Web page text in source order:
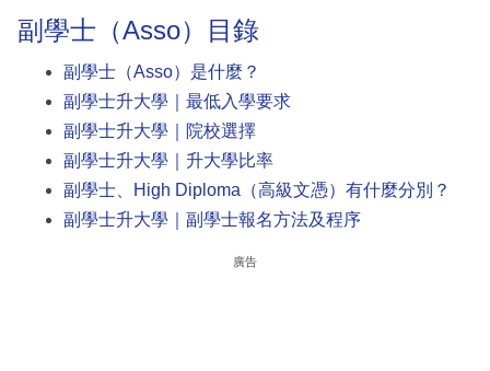
副學士（Asso）目錄
副學士（Asso） 是什麼？
副學士升大學｜最低入學要求
副學士升大學｜院校選擇
副學士升大學｜升大學比率
副學士 、High Diploma（高級文憑）有什麼分別？
副學士升大學｜副學士報名方法及程序
廣告